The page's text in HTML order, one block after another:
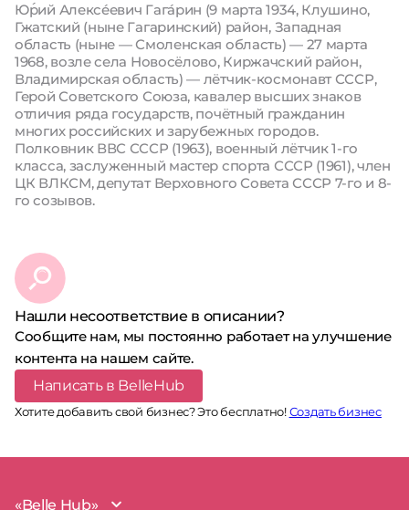
Ю́рий Алексе́евич Гага́рин (9 марта 1934, Клушино,
Гжатский (ныне Гагаринский) район, Западная
область (ныне — Смоленская область) — 27 марта
1968, возле села Новосёлово, Киржачский район,
Владимирская область) — лётчик-космонавт СССР,
Герой Советского Союза, кавалер высших знаков
отличия ряда государств, почётный гражданин
многих российских и зарубежных городов.
Полковник ВВС СССР (1963), военный лётчик 1-го
класса, заслуженный мастер спорта СССР (1961), член
ЦК ВЛКСМ, депутат Верховного Совета СССР 7-го и 8-
го созывов.
Нашли несоответствие в описании?
Сообщите нам, мы постоянно работает на улучшение
контента на нашем сайте.
Написать в BelleHub
Хотите добавить свой бизнес? Это бесплатно!Создать бизнес
«Belle Hub»